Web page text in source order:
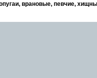
врановые, певчие,